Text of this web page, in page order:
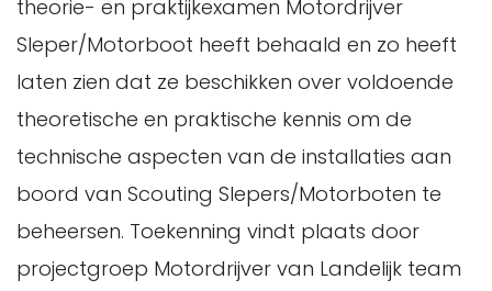
theorie- en praktijkexamen Motordrijver
Sleper/Motorboot heeft behaald en zo heeft
laten zien dat ze beschikken over voldoende
theoretische en praktische kennis om de
technische aspecten van de installaties aan
boord van Scouting Slepers/Motorboten te
beheersen. Toekenning vindt plaats door
projectgroep Motordrijver van Landelijk team